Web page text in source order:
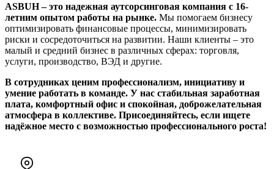
ASBUH – это надежная аутсорсинговая компания с 16-
летним опытом работы на рынке. Мы помогаем бизнесу
оптимизировать финансовые процессы, минимизировать
риски и сосредоточиться на развитии. Наши клиенты – это
малый и средний бизнес в различных сферах: торговля,
услуги, производство, ВЭД и другие.
В сотрудниках ценим профессионализм, инициативу и
умение работать в команде. У нас стабильная заработная
плата, комфортный офис и спокойная, доброжелательная
атмосфера в коллективе. Присоединяйтесь, если ищете
надёжное место с возможностью профессионального роста!